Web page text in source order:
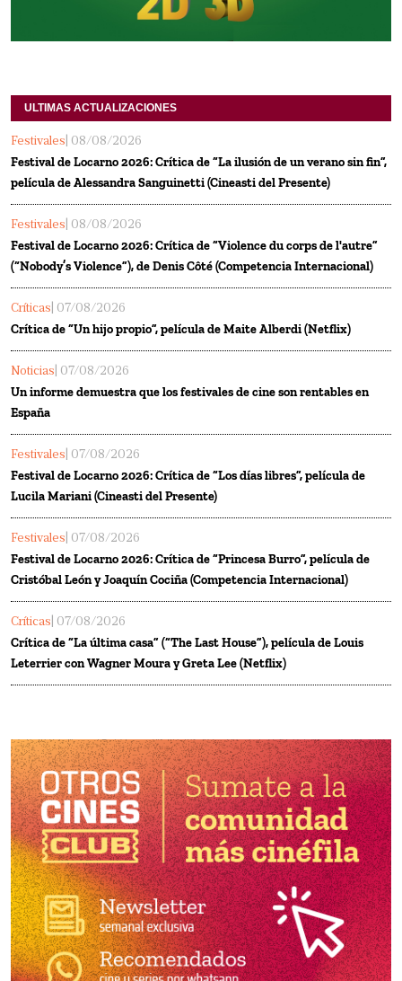
ULTIMAS ACTUALIZACIONES
Festivales | 08/08/2026
Festival de Locarno 2026: Crítica de “La ilusión de un verano sin fin”,
película de Alessandra Sanguinetti (Cineasti del Presente)
Festivales | 08/08/2026
Festival de Locarno 2026: Crítica de “Violence du corps de l'autre”
(“Nobody’s Violence”), de Denis Côté (Competencia Internacional)
Críticas | 07/08/2026
Crítica de “Un hijo propio”, película de Maite Alberdi (Netflix)
Noticias | 07/08/2026
Un informe demuestra que los festivales de cine son rentables en
España
Festivales | 07/08/2026
Festival de Locarno 2026: Crítica de “Los días libres”, película de
Lucila Mariani (Cineasti del Presente)
Festivales | 07/08/2026
Festival de Locarno 2026: Crítica de “Princesa Burro”, película de
Cristóbal León y Joaquín Cociña (Competencia Internacional)
Críticas | 07/08/2026
Crítica de “La última casa” (“The Last House”), película de Louis
Leterrier con Wagner Moura y Greta Lee (Netflix)